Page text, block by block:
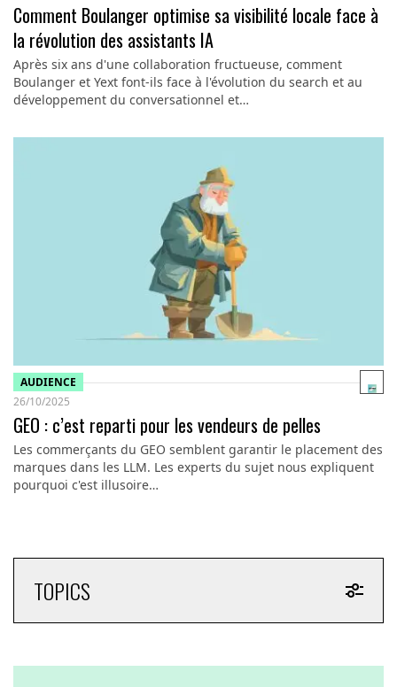
Comment Boulanger optimise sa visibilité locale face à
la révolution des assistants IA
Après six ans d'une collaboration fructueuse, comment
Boulanger et Yext font-ils face à l'évolution du search et au
développement du conversationnel et…
AUDIENCE
26/10/2025
GEO : c’est reparti pour les vendeurs de pelles
Les commerçants du GEO semblent garantir le placement des
marques dans les LLM. Les experts du sujet nous expliquent
pourquoi c'est illusoire…
TOPICS